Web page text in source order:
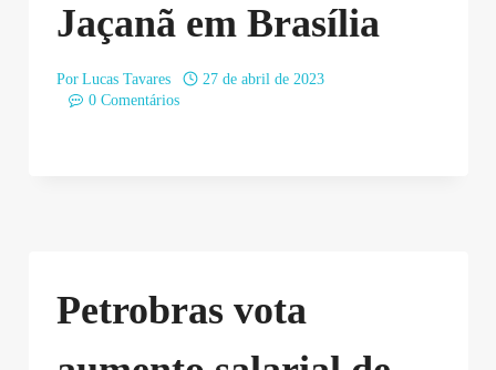
Jaçanã em Brasília
Por Lucas Tavares
27 de abril de 2023
0 Comentários
Petrobras vota